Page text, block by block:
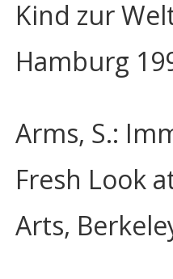
Kind zur
Hamburg
Arms, S.:
Fresh Look
Arts,